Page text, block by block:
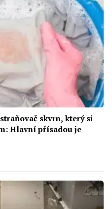
skvrn, který si
Hlavní přísadou je